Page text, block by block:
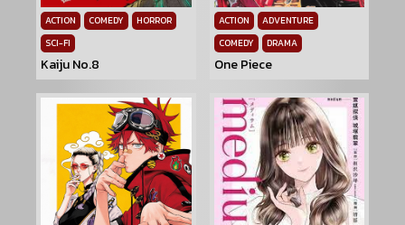
ACTION COMEDY
HORROR
SCI-FI
Kaiju No.8
ACTION
ADVENTURE
COMEDY
DRAMA
One Piece